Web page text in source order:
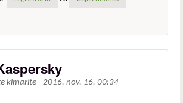
kimarite - 2016. nov. 16. 00:34